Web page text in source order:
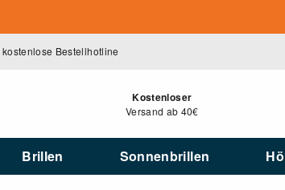
kostenlose Bestellhotline
Kostenloser
Versand ab 40€
Brillen Sonnenbrillen